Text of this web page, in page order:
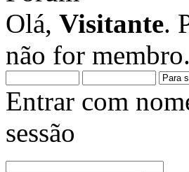
Olá, Visitante.
não for membro.
Entrar com
sessão